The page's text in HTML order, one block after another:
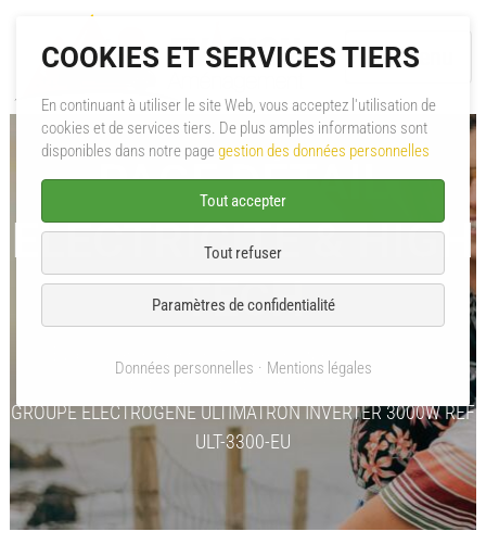
Menu
A propos
Pièces & Accessoires
SAV
Contact
PAGE DÉTAIL
ELECTRICITE & HIGH
TECH
ELECTRICITE & HIGH TECH
GROUPE ELECTROGENE ULTIMATRON INVERTER 3000W REF
ULT-3300-EU
COOKIES ET SERVICES TIERS
En continuant à utiliser le site Web, vous acceptez l'utilisation de
cookies et de services tiers. De plus amples informations sont
disponibles dans notre pagegestion des données personnelles
Tout accepter
Tout refuser
Paramètres de confidentialité
Données personnelles Mentions légales